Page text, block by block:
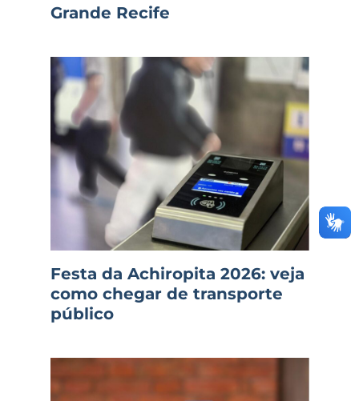
Grande Recife
Festa da Achiropita 2026: veja
como chegar de transporte
público